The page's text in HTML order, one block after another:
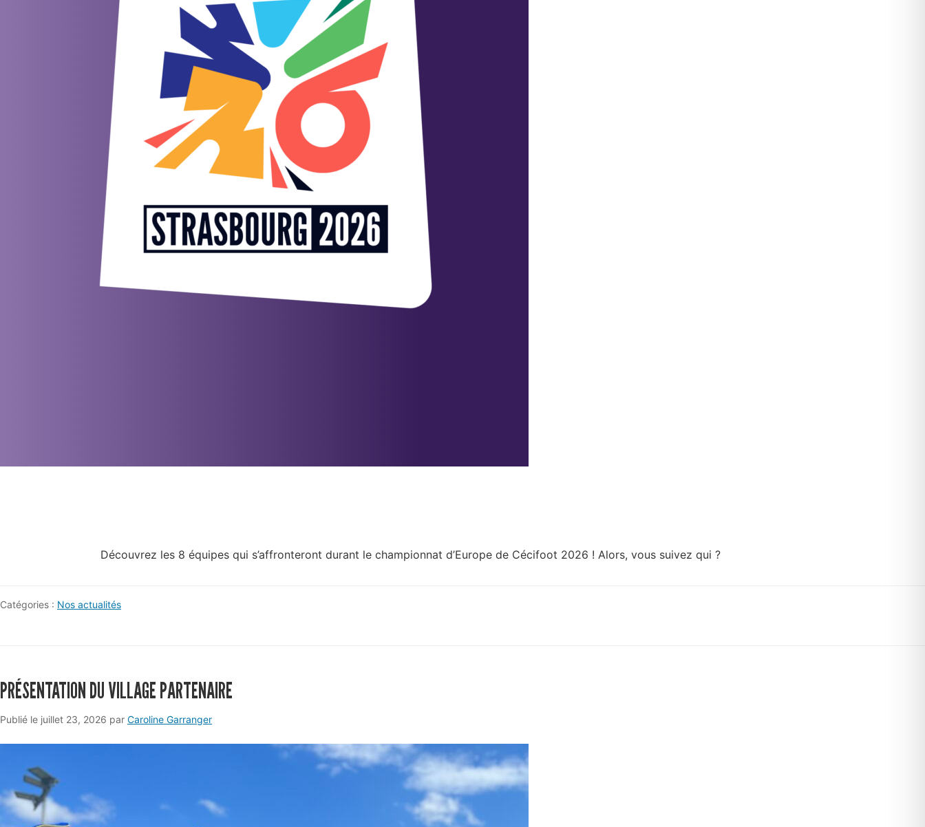
Découvrez les 8 équipes qui s’affronteront durant le championnat d’Europe de Cécifoot 2026 ! Alors, vous suivez qui ?
Catégories : Nos actualités
PRÉSENTATION DU VILLAGE PARTENAIRE
Publié le juillet 23, 2026 par Caroline Garranger